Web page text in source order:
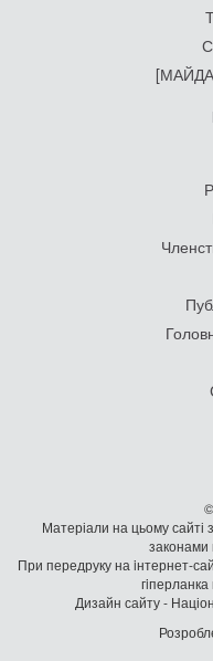
Матеріали на цьому сайті
законами
При передруку на iнтернет-
Дизайн сайту -